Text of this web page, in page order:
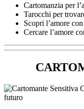
Cartomanzia per
Tarocchi per
Scopri l’amore
Cercare l’amore